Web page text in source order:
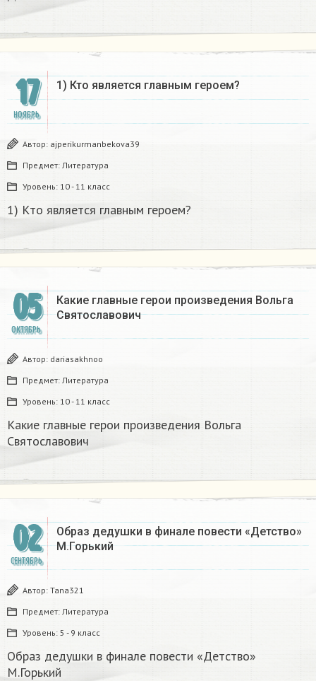
17
НОЯБРЬ
1) Кто является главным героем?​
Автор: ajperikurmanbekova39
Предмет: Литература
Уровень: 10 - 11 класс
1) Кто является главным героем?​
05
ОКТЯБРЬ
Какие главные герои произведения Вольга
Святославович​
Автор: dariasakhnoo
Предмет: Литература
Уровень: 10 - 11 класс
Какие главные герои произведения Вольга
Святославович​
02
СЕНТЯБРЬ
Образ дедушки в финале повести «Детство»
М.Горький
Автор: Tana321
Предмет: Литература
Уровень: 5 - 9 класс
Образ дедушки в финале повести «Детство»
М.Горький